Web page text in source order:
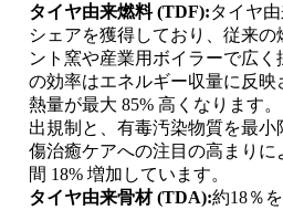
タイヤ由来燃料 (TDF):タイヤ
シェアを獲得しており、従来の
ント窯や産業用ボイラーで広
の効率はエネルギー収量に反
熱量が最大 85% 高くなります
出規制と、有毒汚染物質を最小
傷治癒ケアへの注目の高まり
間 18% 増加しています。
タイヤ由来骨材 (TDA):約18％